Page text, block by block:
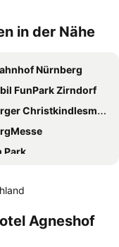
in der Nähe
Nürnberg
FunPark Zirndorf
Christkindlesmarkt
Park
- Rennen der DTM
Agneshof